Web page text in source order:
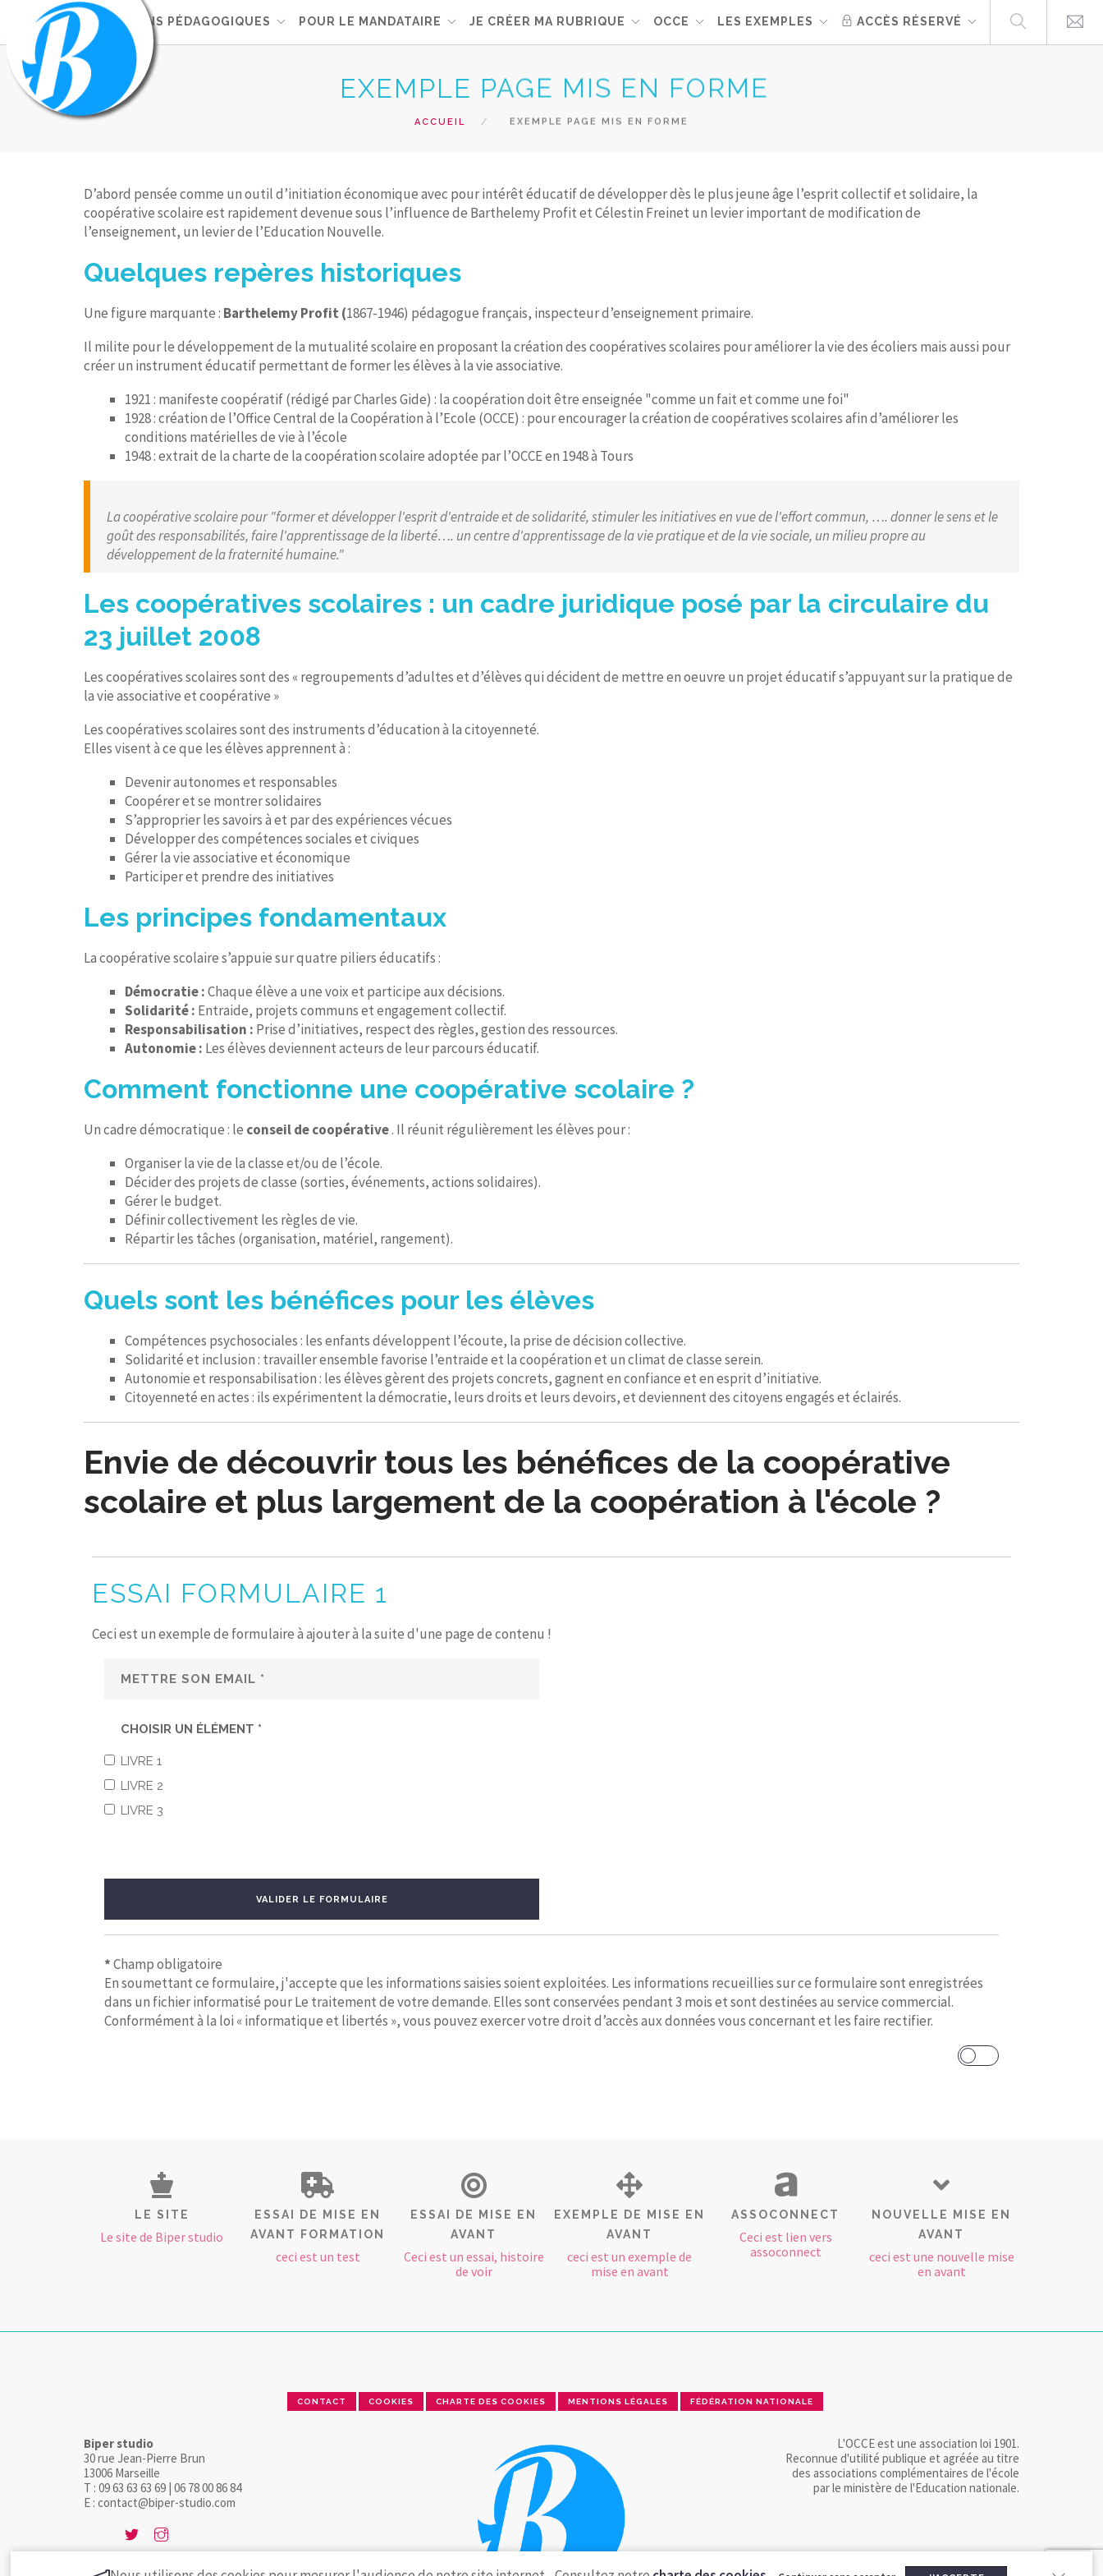
ACTIONS PÉDAGOGIQUES POUR LE MANDATAIRE JE CRÉER MA RUBRIQUE OCCE LES EXEMPLES ACCÈS RÉSERVÉ
EXEMPLE PAGE MIS EN FORME
ACCUEIL EXEMPLE PAGE MIS EN FORME
D’abord pensée comme un outil d’initiation économique avec pour intérêt éducatif de développer dès le plus jeune âge l’esprit collectif et solidaire, la
coopérative scolaire est rapidement devenue sous l’influence de Barthelemy Profit et Célestin Freinet un levier important de modification de
l’enseignement, un levier de l’Education Nouvelle.
Quelques repères historiques
Une figure marquante : Barthelemy Profit (1867-1946) pédagogue français, inspecteur d’enseignement primaire.
Il milite pour le développement de la mutualité scolaire en proposant la création des coopératives scolaires pour améliorer la vie des écoliers mais aussi pour
créer un instrument éducatif permettant de former les élèves à la vie associative.
1921 : manifeste coopératif (rédigé par Charles Gide) : la coopération doit être enseignée "comme un fait et comme une foi"
1928 : création de l’Office Central de la Coopération à l’Ecole (OCCE) : pour encourager la création de coopératives scolaires afin d’améliorer les
conditions matérielles de vie à l’école
1948 : extrait de la charte de la coopération scolaire adoptée par l’OCCE en 1948 à Tours
La coopérative scolaire pour "former et développer l'esprit d'entraide et de solidarité, stimuler les initiatives en vue de l'effort commun, …. donner le sens et le
goût des responsabilités, faire l'apprentissage de la liberté…. un centre d'apprentissage de la vie pratique et de la vie sociale, un milieu propre au
développement de la fraternité humaine."
Les coopératives scolaires : un cadre juridique posé par la circulaire du
23 juillet 2008
Les coopératives scolaires sont des « regroupements d’adultes et d’élèves qui décident de mettre en oeuvre un projet éducatif s’appuyant sur la pratique de
la vie associative et coopérative »
Les coopératives scolaires sont des instruments d’éducation à la citoyenneté.
Elles visent à ce que les élèves apprennent à :
Devenir autonomes et responsables
Coopérer et se montrer solidaires
S’approprier les savoirs à et par des expériences vécues
Développer des compétences sociales et civiques
Gérer la vie associative et économique
Participer et prendre des initiatives
Les principes fondamentaux
La coopérative scolaire s’appuie sur quatre piliers éducatifs :
Démocratie :Chaque élève a une voix et participe aux décisions.
Solidarité : Entraide, projets communs et engagement collectif.
Responsabilisation : Prise d’initiatives, respect des règles, gestion des ressources.
Autonomie : Les élèves deviennent acteurs de leur parcours éducatif.
Comment fonctionne une coopérative scolaire ?
Un cadre démocratique : le conseil de coopérative. Il réunit régulièrement les élèves pour :
Organiser la vie de la classe et/ou de l’école.
Décider des projets de classe (sorties, événements, actions solidaires).
Gérer le budget.
Définir collectivement les règles de vie.
Répartir les tâches (organisation, matériel, rangement).
Quels sont les bénéfices pour les élèves
Compétences psychosociales : les enfants développent l’écoute, la prise de décision collective.
Solidarité et inclusion : travailler ensemble favorise l’entraide et la coopération et un climat de classe serein.
Autonomie et responsabilisation : les élèves gèrent des projets concrets, gagnent en confiance et en esprit d’initiative.
Citoyenneté en actes : ils expérimentent la démocratie, leurs droits et leurs devoirs, et deviennent des citoyens engagés et éclairés.
Envie de découvrir tous les bénéfices de la coopérative
scolaire et plus largement de la coopération à l'école ?
ESSAI FORMULAIRE 1
Ceci est un exemple de formulaire à ajouter à la suite d'une page de contenu !
CHOISIR UN ÉLÉMENT *
LIVRE 1
LIVRE 2
LIVRE 3
VALIDER LE FORMULAIRE
*Champ obligatoire
En soumettant ce formulaire, j'accepte que les informations saisies soient exploitées. Les informations recueillies sur ce formulaire sont enregistrées
dans un fichier informatisé pour Le traitement de votre demande. Elles sont conservées pendant 3 mois et sont destinées au service commercial.
Conformément à la loi « informatique et libertés », vous pouvez exercer votre droit d’accès aux données vous concernant et les faire rectifier.
LE SITE
Le site de Biper studio
ESSAI DE MISE EN
AVANT FORMATION
ceci est un test
ESSAI DE MISE EN
AVANT
Ceci est un essai, histoire
de voir
EXEMPLE DE MISE EN
AVANT
ceci est un exemple de
mise en avant
ASSOCONNECT
Ceci est lien vers
assoconnect
NOUVELLE MISE EN
AVANT
ceci est une nouvelle mise
en avant
CONTACT COOKIES CHARTE DES COOKIES MENTIONS LÉGALES FÉDÉRATION NATIONALE
Biper studio
30 rue Jean-Pierre Brun
13006 Marseille
T : 09 63 63 63 69 | 06 78 00 86 84
E : contact@biper-studio.com
L'OCCE est une association loi 1901.
Reconnue d'utilité publique et agréée au titre
des associations complémentaires de l'école
par le ministère de l'Education nationale.